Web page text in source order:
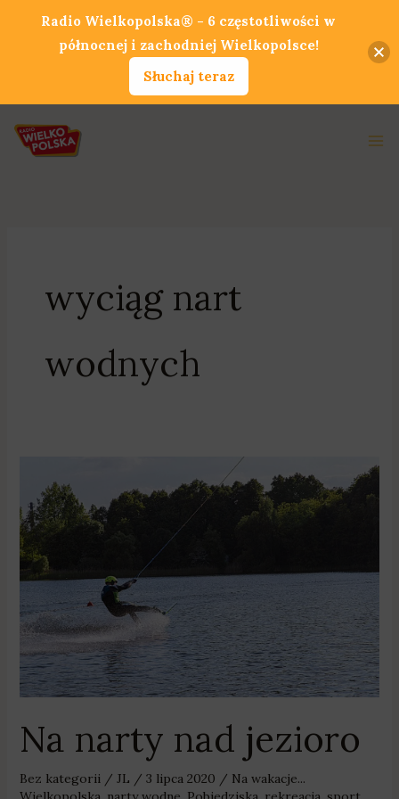
wyciąg nart
wodnych
Na narty nad jezioro
Bez kategorii / JL / 3 lipca 2020 / Na wakacje...
narty
nad
jezioro
Radio Wielkopolska® - 6 częstotliwości w
północnej i zachodniej Wielkopolsce!
Słuchaj teraz